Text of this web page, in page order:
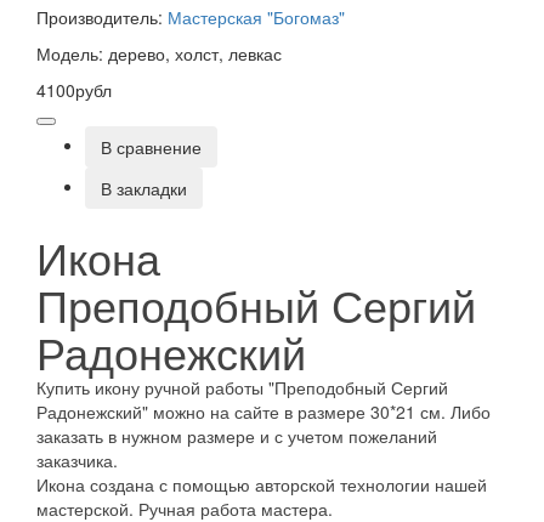
Производитель: Мастерская "Богомаз"
Модель: дерево, холст, левкас
4100рубл
В сравнение
В закладки
Икона
Преподобный Сергий
Радонежский
Купить икону ручной работы "Преподобный Сергий
Радонежский" можно на сайте в размере 30*21 см. Либо
заказать в нужном размере и с учетом пожеланий
заказчика.
Икона создана с помощью авторской технологии нашей
мастерской. Ручная работа мастера.